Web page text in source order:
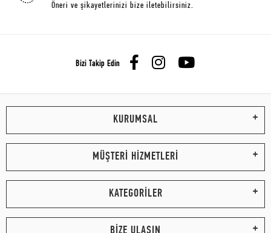
Öneri ve şikayetlerinizi bize iletebilirsiniz.
Bizi Takip Edin
KURUMSAL
MÜŞTERİ HİZMETLERİ
KATEGORİLER
BİZE ULAŞIN